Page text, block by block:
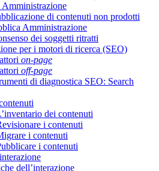
Amministrazione
di contenuti non prodotti
Amministrazione
dei soggetti ritratti
per i motori di ricerca (SEO)
on-page
off-page
di diagnostica SEO: Search
dei contenuti
i contenuti
i contenuti
i contenuti
dell’interazione